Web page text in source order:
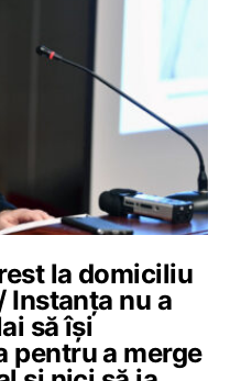
la domiciliu
Instanţa nu a
să îşi
pentru a merge